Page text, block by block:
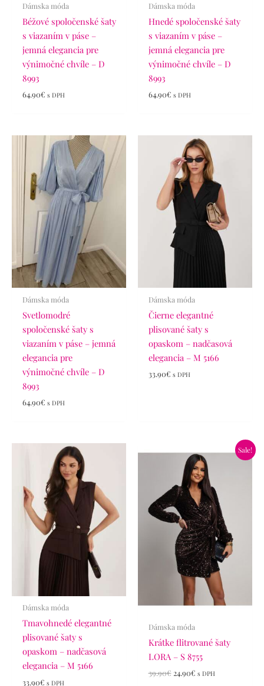
Dámska móda
Béžové spoločenské šaty
s viazaním v páse –
jemná elegancia pre
výnimočné chvíle – D
8993
64.90€ s DPH
Dámska móda
Hnedé spoločenské šaty
s viazaním v páse –
jemná elegancia pre
výnimočné chvíle – D
8993
64.90€ s DPH
Dámska móda
Svetlomodré
spoločenské šaty s
viazaním v páse – jemná
elegancia pre
výnimočné chvíle – D
8993
64.90€ s DPH
Dámska móda
Čierne elegantné
plisované šaty s
opaskom – nadčasová
elegancia – M 5166
33.90€ s DPH
Dámska móda
Tmavohnedé elegantné
plisované šaty s
opaskom – nadčasová
elegancia – M 5166
33.90€ s DPH
Sale!
Dámska móda
Krátke flitrované šaty
LORA – S 8755
39.90€
cena
bola:
39.90€.
24.90€
cena
je:
24.90€.
s DPH